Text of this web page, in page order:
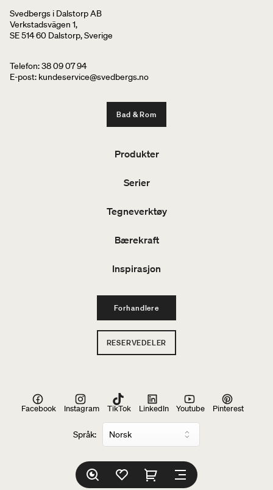
Svedbergs i Dalstorp AB
Verkstadsvägen 1,
SE 514 60 Dalstorp, Sverige
Telefon: 38 09 07 94
E-post: kundeservice@svedbergs.no
Bad & Rom
Produkter
Serier
Tegneverktøy
Bærekraft
Inspirasjon
Forhandlere
RESERVEDELER
Språk:
Facebook Instagram TikTok LinkedIn Youtube Pinterest